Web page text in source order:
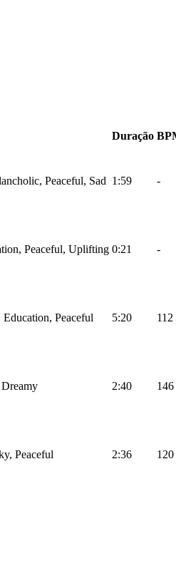
Duração
Peaceful, Sad 1:59 -
Peaceful, Uplifting 0:21 -
Peaceful 5:20 112
2:40 146
Peaceful 2:36 120